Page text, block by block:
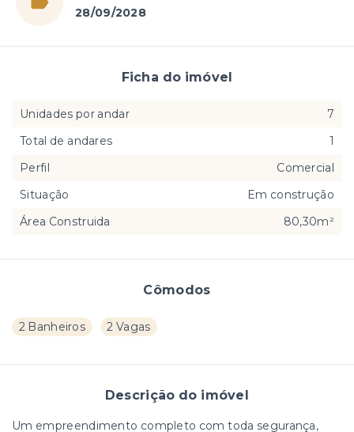
28/09/2028
Cômodos
2 Banheiros 2 Vagas
Descrição do imóvel
Um empreendimento completo com toda segurança,
Ficha do imóvel
Unidades por andar
7
Total de andares
1
Perfil
Comercial
Situação
Em construção
Área Construida
80,30m²